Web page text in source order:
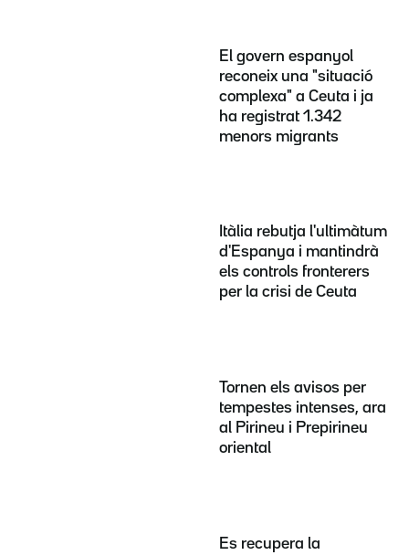
El govern espanyol
reconeix una "situació
complexa" a Ceuta i ja
ha registrat 1.342
menors migrants
Itàlia rebutja l'ultimàtum
d'Espanya i mantindrà
els controls fronterers
per la crisi de Ceuta
Tornen els avisos per
tempestes intenses, ara
al Pirineu i Prepirineu
oriental
Es recupera la